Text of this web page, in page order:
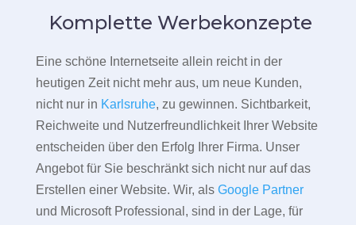
Komplette Werbekonzepte
Eine schöne Internetseite allein reicht in der
heutigen Zeit nicht mehr aus, um neue Kunden,
nicht nur in Karlsruhe, zu gewinnen. Sichtbarkeit,
Reichweite und Nutzerfreundlichkeit Ihrer Website
entscheiden über den Erfolg Ihrer Firma. Unser
Angebot für Sie beschränkt sich nicht nur auf das
Erstellen einer Website. Wir, als Google Partner
und Microsoft Professional, sind in der Lage, für